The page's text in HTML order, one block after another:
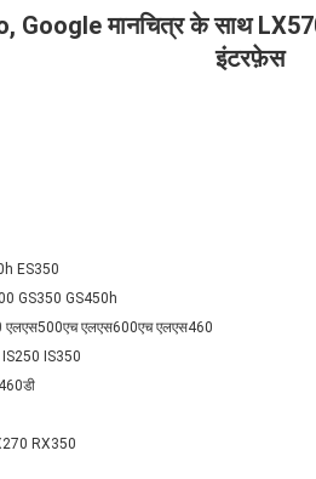
Google मानचित्र के साथ
इंटरफ़ेस
ES350
GS350 GS450h
एलएस500एच एलएस600एच एलएस460
IS250 IS350
RX350